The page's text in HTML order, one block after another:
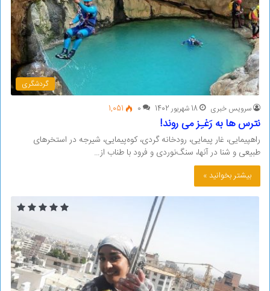
گردشگری
سرویس خبری 18 شهریور 1402 0
1,051
نترس ها به رَغـِز می روند!
راهپیمایی، غار پیمایی، رودخانه گردی، کوه‌پیمایی، شیرجه در استخرهای
طبیعی و شنا در آنها، سنگ‌نوردی و فرود با طناب از…
بیشتر بخوانید »